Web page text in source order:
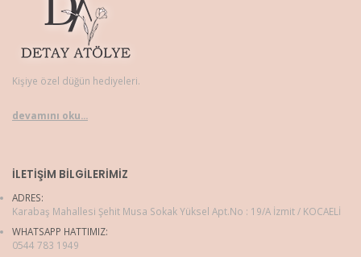
Kişiye özel düğün hediyeleri.
devamını oku...
İLETIŞIM BILGILERIMIZ
ADRES:
Karabaş Mahallesi Şehit Musa Sokak Yüksel Apt.No : 19/A İzmit / KOCAELİ
WHATSAPP HATTIMIZ:
0544 783 1949